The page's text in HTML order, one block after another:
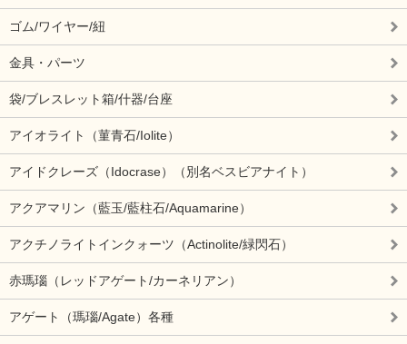
ゴム/ワイヤー/紐
金具・パーツ
袋/ブレスレット箱/什器/台座
アイオライト（菫青石/Iolite）
アイドクレーズ（Idocrase）（別名ベスビアナイト）
アクアマリン（藍玉/藍柱石/Aquamarine）
アクチノライトインクォーツ（Actinolite/緑閃石）
赤瑪瑙（レッドアゲート/カーネリアン）
アゲート（瑪瑙/Agate）各種